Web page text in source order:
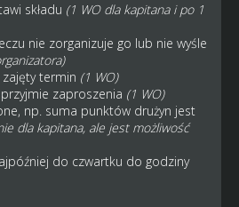
składu (1 WO dla kapitana i po 1
nie zorganizuje go lub nie wyśle
termin (1 WO)
zaproszenia (1 WO)
np. suma punktów drużyn jest
dla kapitana, ale jest możliwość
do czwartku do godziny